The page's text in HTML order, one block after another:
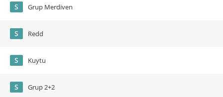
S Grup Merdiven
S Redd
S Kuytu
S Grup 2+2